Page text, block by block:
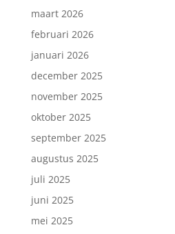
maart 2026
februari 2026
januari 2026
december 2025
november 2025
oktober 2025
september 2025
augustus 2025
juli 2025
juni 2025
mei 2025